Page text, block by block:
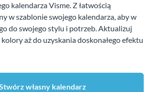
kalendarza Visme. Z łatwością
w szablonie swojego kalendarza, aby w
do swojego stylu i potrzeb. Aktualizuj
aż do uzyskania doskonałego efektu
własny kalendarz